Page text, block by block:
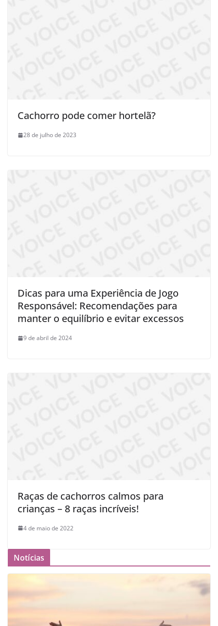
Cachorro pode comer hortelã?
28 de julho de 2023
Dicas para uma Experiência de Jogo
Responsável: Recomendações para
manter o equilíbrio e evitar excessos
9 de abril de 2024
Raças de cachorros calmos para
crianças – 8 raças incríveis!
4 de maio de 2022
Notícias